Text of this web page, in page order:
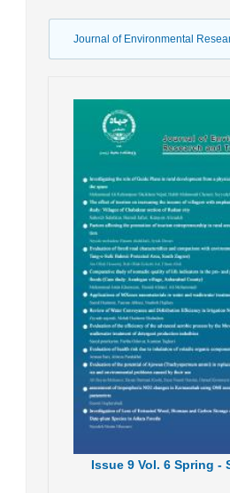
Journal of Environmental
Issue9 Vol. 6 Spring -